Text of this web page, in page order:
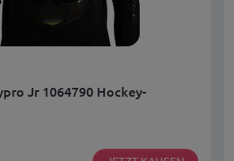
Jr 1064790 Hockey-